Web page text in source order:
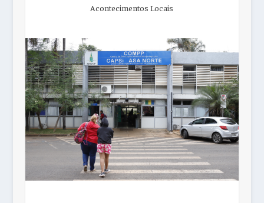
Acontecimentos Locais